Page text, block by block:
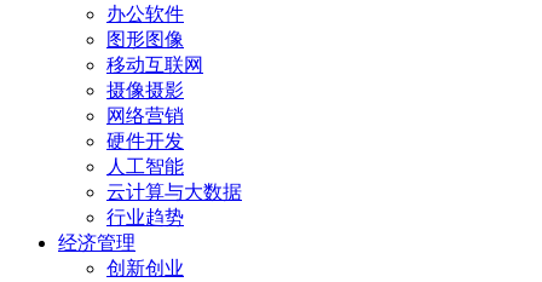
办公软件
图形图像
移动互联网
摄像摄影
网络营销
硬件开发
人工智能
云计算与大数据
行业趋势
经济管理
创新创业